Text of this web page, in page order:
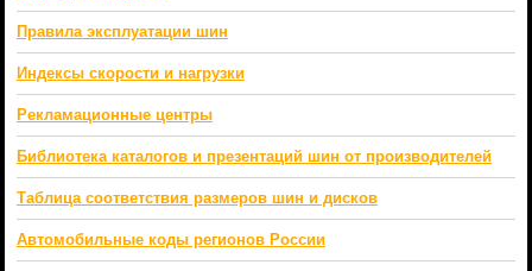
Правила эксплуатации шин
Индексы скорости и нагрузки
Рекламационные центры
Библиотека каталогов и презентаций шин от производителей
Таблица соответствия размеров шин и дисков
Автомобильные коды регионов России